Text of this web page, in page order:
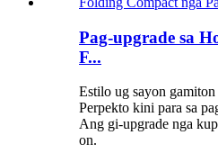
Pag-upgrade sa
F...
Estilo ug sayon
Perpekto kini para sa
Ang gi-upgrade nga
on.